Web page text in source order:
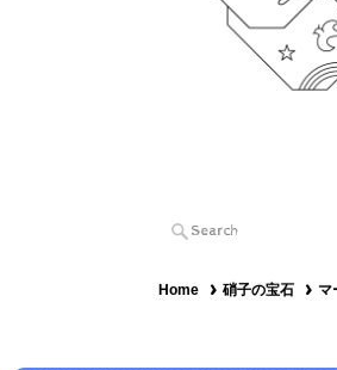
Home 硝子の宝石 マ